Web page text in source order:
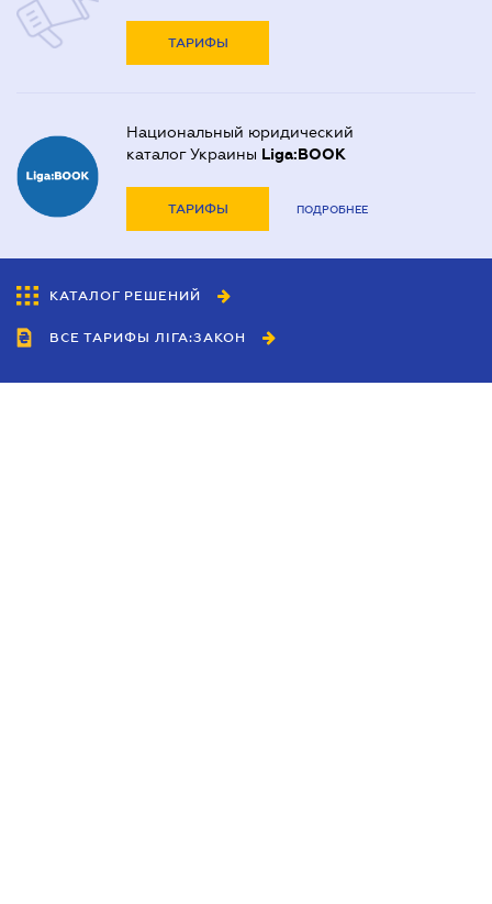
ТАРИФЫ
Национальный юридический
каталог Украины Liga:BOOK
ТАРИФЫ ПОДРОБНЕЕ
КАТАЛОГ РЕШЕНИЙ
ВСЕ ТАРИФЫ ЛІГА:ЗАКОН